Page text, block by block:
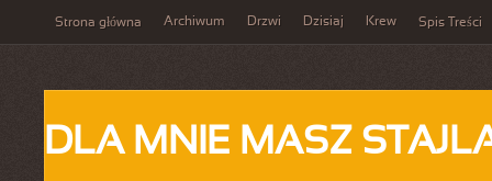
Strona główna Archiwum Drzwi Dzisiaj Krew Spis Treści
DLA MNIE MASZ